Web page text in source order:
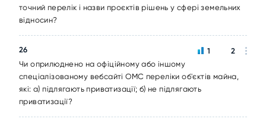
точний перелік і назви проєктів рішень у сфері земельних
відносин?
26
Чи оприлюднено на офіційному або іншому
спеціалізованому вебсайті ОМС переліки об'єктів майна,
які: а) підлягають приватизації; б) не підлягають
приватизації?
1 2